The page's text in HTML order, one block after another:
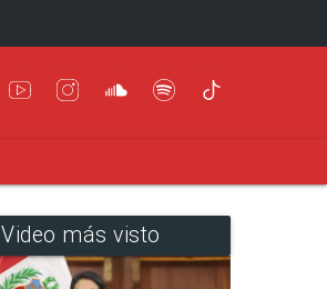
Video más visto